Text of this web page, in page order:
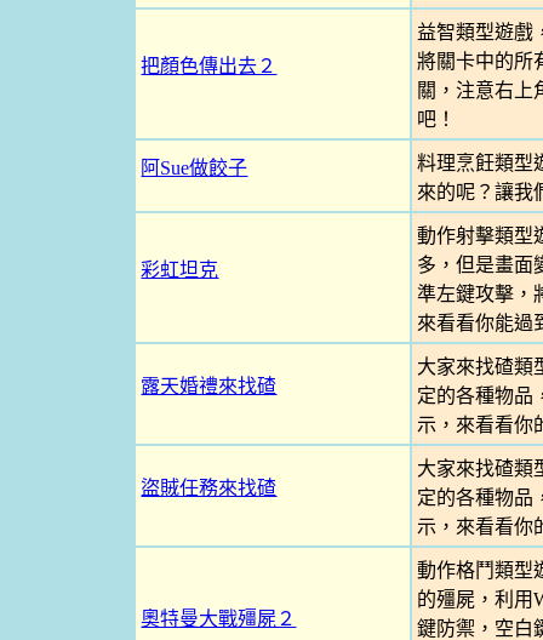
把顏色傳出去２
益智類型遊戲
將關卡中的所
關，注意右上
吧！
阿Sue做餃子
料理烹飪類型
來的呢？讓我
彩虹坦克
動作射擊類型
多，但是畫面
準左鍵攻擊，
來看看你能過
露天婚禮來找碴
大家來找碴類
定的各種物品
示，來看看你
盜賊任務來找碴
大家來找碴類
定的各種物品
示，來看看你
奧特曼大戰殭屍２
動作格鬥類型
的殭屍，利用
鍵防禦，空白